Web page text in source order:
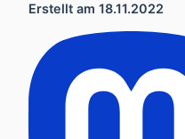
Erstellt am 18.11.2022
In sozialen